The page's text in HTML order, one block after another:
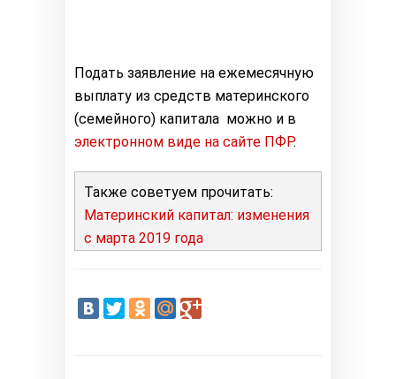
Подать заявление на ежемесячную
выплату из средств материнского
(семейного) капитала можно и в
электронном виде на сайте ПФР.
Также советуем прочитать:
Материнский капитал: изменения
с марта 2019 года